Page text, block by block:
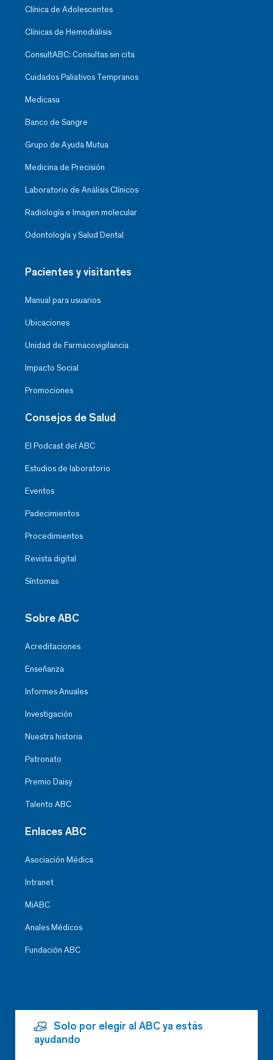
Clínica de Adolescentes
Clínicas de Hemodiálisis
ConsultABC: Consultas sin cita
Cuidados Paliativos Tempranos
Medicasa
Banco de Sangre
Grupo de Ayuda Mutua
Medicina de Precisión
Laboratorio de Análisis Clínicos
Radiología e Imagen molecular
Odontología y Salud Dental
Pacientes y visitantes
Manual para usuarios
Ubicaciones
Unidad de Farmacovigilancia
Impacto Social
Promociones
Consejos de Salud
El Podcast del ABC
Estudios de laboratorio
Eventos
Padecimientos
Procedimientos
Revista digital
Síntomas
Sobre ABC
Acreditaciones
Enseñanza
Informes Anuales
Investigación
Nuestra historia
Patronato
Premio Daisy
Talento ABC
Enlaces ABC
Asociación Médica
Intranet
MiABC
Anales Médicos
Fundación ABC
Solo por elegir al ABC ya estás
ayudando